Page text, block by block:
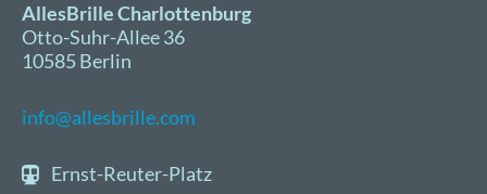
AllesBrille Charlottenburg
Otto-Suhr-Allee 36
10585 Berlin
info@allesbrille.com
Ernst-Reuter-Platz